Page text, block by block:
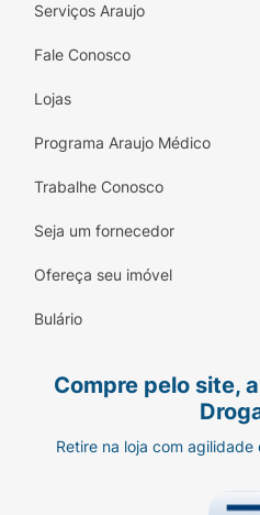
Serviços Araujo
Fale Conosco
Lojas
Programa Araujo Médico
Trabalhe Conosco
Seja um fornecedor
Ofereça seu imóvel
Bulário
Compre pelo site,
Retire na loja com